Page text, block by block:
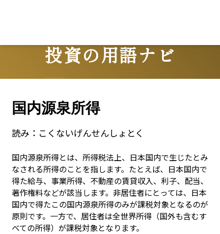
投資の用語ナビ
Terms
国内源泉所得
読み： こくないげんせんしょとく
国内源泉所得とは、所得税法上、日本国内で生じたとみ
なされる所得のことを指します。たとえば、日本国内で
得た給与、事業所得、不動産の賃貸収入、利子、配当、
著作権料などが該当します。非居住者にとっては、日本
国内で得たこの国内源泉所得のみが課税対象となるのが
原則です。一方で、居住者は全世界所得（国外も含むす
べての所得）が課税対象となります。